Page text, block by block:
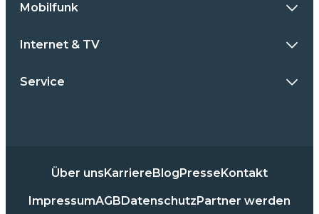
Mobilfunk
Internet & TV
Service
Über unsKarriereBlogPresseKontakt
ImpressumAGBDatenschutzPartner werden